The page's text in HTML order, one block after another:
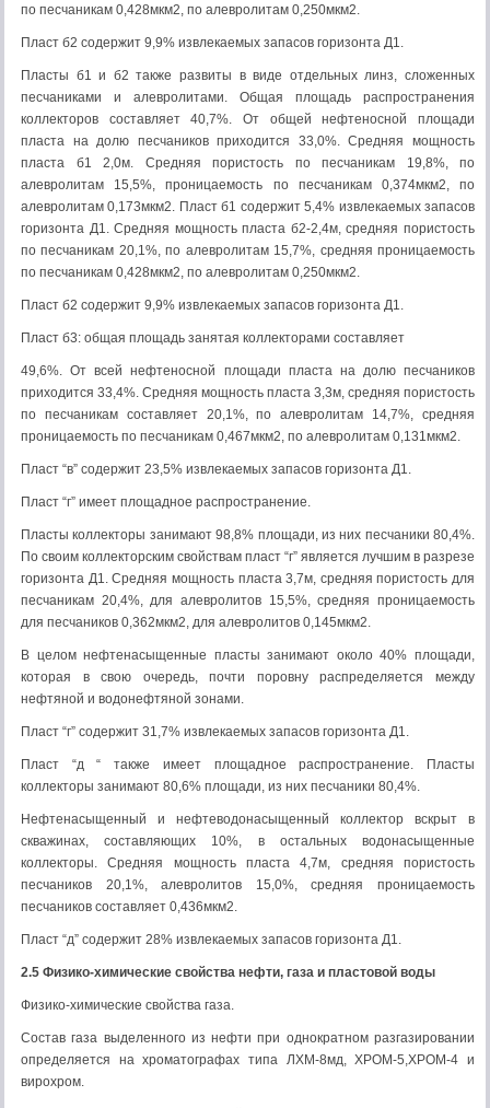
по песчаникам 0,428мкм2, по алевролитам 0,250мкм2.
Пласт б2 содержит 9,9% извлекаемых запасов горизонта Д1.
Пласты б1 и б2 также развиты в виде отдельных линз, сложенных
песчаниками и алевролитами. Общая площадь распространения
коллекторов составляет 40,7%. От общей нефтеносной площади
пласта на долю песчаников приходится 33,0%. Средняя мощность
пласта б1 2,0м. Средняя пористость по песчаникам 19,8%, по
алевролитам 15,5%, проницаемость по песчаникам 0,374мкм2, по
алевролитам 0,173мкм2. Пласт б1 содержит 5,4% извлекаемых запасов
горизонта Д1. Средняя мощность пласта б2-2,4м, средняя пористость
по песчаникам 20,1%, по алевролитам 15,7%, средняя проницаемость
по песчаникам 0,428мкм2, по алевролитам 0,250мкм2.
Пласт б2 содержит 9,9% извлекаемых запасов горизонта Д1.
Пласт б3: общая площадь занятая коллекторами составляет
49,6%. От всей нефтеносной площади пласта на долю песчаников
приходится 33,4%. Средняя мощность пласта 3,3м, средняя пористость
по песчаникам составляет 20,1%, по алевролитам 14,7%, средняя
проницаемость по песчаникам 0,467мкм2, по алевролитам 0,131мкм2.
Пласт “в” содержит 23,5% извлекаемых запасов горизонта Д1.
Пласт “г” имеет площадное распространение.
Пласты коллекторы занимают 98,8% площади, из них песчаники 80,4%.
По своим коллекторским свойствам пласт “г” является лучшим в разрезе
горизонта Д1. Средняя мощность пласта 3,7м, средняя пористость для
песчаникам 20,4%, для алевролитов 15,5%, средняя проницаемость
для песчаников 0,362мкм2, для алевролитов 0,145мкм2.
В целом нефтенасыщенные пласты занимают около 40% площади,
которая в свою очередь, почти поровну распределяется между
нефтяной и водонефтяной зонами.
Пласт “г” содержит 31,7% извлекаемых запасов горизонта Д1.
Пласт “д “ также имеет площадное распространение. Пласты
коллекторы занимают 80,6% площади, из них песчаники 80,4%.
Нефтенасыщенный и нефтеводонасыщенный коллектор вскрыт в
скважинах, составляющих 10%, в остальных водонасыщенные
коллекторы. Средняя мощность пласта 4,7м, средняя пористость
песчаников 20,1%, алевролитов 15,0%, средняя проницаемость
песчаников составляет 0,436мкм2.
Пласт “д” содержит 28% извлекаемых запасов горизонта Д1.
2.5 Физико-химические свойства нефти, газа и пластовой воды
Физико-химические свойства газа.
Состав газа выделенного из нефти при однократном разгазировании
определяется на хроматографах типа ЛХМ-8мд, ХРОМ-5,ХРОМ-4 и
вирохром.